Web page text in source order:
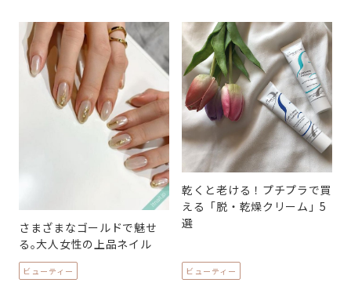
さまざまなゴールドで魅せ
る｡大人女性の上品ネイル
ビューティー
乾くと老ける！プチプラで買
える「脱・乾燥クリーム」5
選
ビューティー